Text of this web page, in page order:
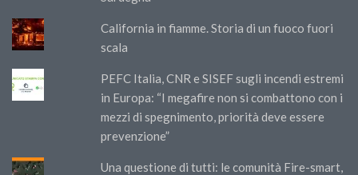
California in fiamme. Storia di un fuoco fuori
scala
PEFC Italia, CNR e SISEF sugli incendi estremi
in Europa: “I megafire non si combattono con i
mezzi di spegnimento, priorità deve essere
prevenzione”
Una questione di tutti: le comunità Fire-smart,